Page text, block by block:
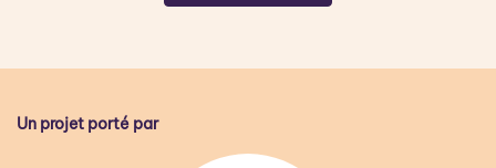
Un projet porté par